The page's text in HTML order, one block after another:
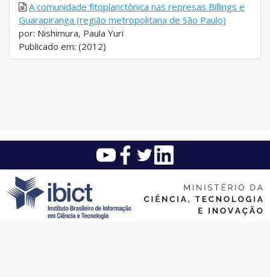
A comunidade fitoplanctônica nas represas Billings e
Guarapiranga (região metropolitana de São Paulo)
por: Nishimura, Paula Yuri
Publicado em: (2012)